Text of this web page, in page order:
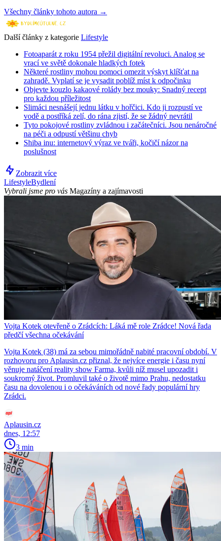
Všechny články tohoto autora →
Další články z kategorie Lifestyle
Fotoaparát z roku 1954 přežil digitální revoluci. Analog se
vrací ve světě dokonale hladkých fotek
Některé rostliny mohou pomoci omezit výskyt klíšťat na
zahradě. Vyplatí se je vysadit poblíž míst k odpočinku
Objevte kouzlo kakaové rolády bez mouky: Snadný recept
pro každou příležitost
Slimáci nesnášejí jednu látku v hořčici. Kdo ji rozpustí ve
vodě a postříká zelí, do rána zjistí, že se žádný nevrátil
Tyto pokojové rostliny zvládnou i začátečníci. Jsou nenáročné
na péči a odpustí většinu chyb
Shiba inu: internetový výraz ve tváři, kočičí názor na
poslušnost
Zobrazit více
LifestyleBydlení
Vybrali jsme pro vás Magazíny a zajímavosti
Vojta Kotek otevřeně o Zrádcích: Láká mě role Zrádce! Nová řada
předčí všechna očekávání
Vojta Kotek (38) má za sebou mimořádně nabité pracovní období. V
rozhovoru pro Aplausin.cz přiznal, že nejvíce energie i času nyní
věnuje natáčení reality show Farma, kvůli níž musel upozadit i
soukromý život. Promluvil také o životě mimo Prahu, nedostatku
času na dovolenou i o očekáváních od nové řady populární hry
Zrádci.
Aplausin.cz
dnes, 12:57
3 min